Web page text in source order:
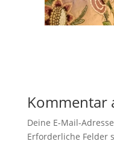
Kommentar
Deine E-Mail-
Erforderliche Felder